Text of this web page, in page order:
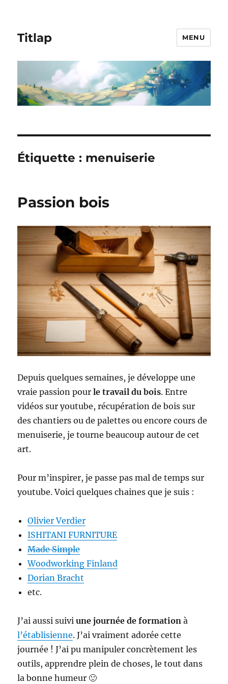
Titlap MENU
Étiquette : menuiserie
Passion bois
Depuis quelques semaines, je développe une
vraie passion pourle travail du bois. Entre
vidéos sur youtube, récupération de bois sur
des chantiers ou de palettes ou encore cours de
menuiserie, je tourne beaucoup autour de cet
art.
Pour m’inspirer, je passe pas mal de temps sur
youtube. Voici quelques chaines que je suis :
Olivier Verdier
ISHITANI FURNITURE
Made Simple
Woodworking Finland
Dorian Bracht
etc.
J’ai aussi suiviune journée de formation à
l’établisienne. J’ai vraiment adorée cette
journée ! J’ai pu manipuler concrètement les
outils, apprendre plein de choses, le tout dans
la bonne humeur 🙂